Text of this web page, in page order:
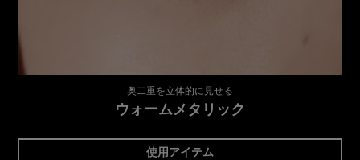
奥二重を立体的に見せる
ウォームメタリック
使用アイテム